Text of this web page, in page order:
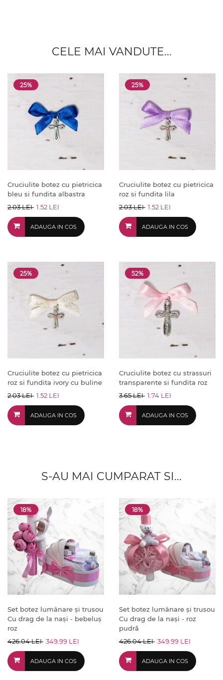
CELE MAI VANDUTE...
25%
Cruciulite botez cu pietricica
bleu si fundita albastra
2.03 LEI 1.52 LEI
ADAUGA IN COS
25%
Cruciulite botez cu pietricica
roz si fundita lila
2.03 LEI 1.52 LEI
ADAUGA IN COS
25%
Cruciulite botez cu pietricica
roz si fundita ivory cu buline
2.03 LEI 1.52 LEI
ADAUGA IN COS
52%
Cruciulite botez cu strassuri
transparente si fundita roz
3.65 LEI 1.74 LEI
ADAUGA IN COS
S-AU MAI CUMPARAT SI...
18%
Set botez lumânare și trusou
Cu drag de la nași - bebeluș
roz
426.04 LEI 349.99 LEI
ADAUGA IN COS
18%
Set botez lumânare și trusou
Cu drag de la nași - roz
pudră
426.04 LEI 349.99 LEI
ADAUGA IN COS